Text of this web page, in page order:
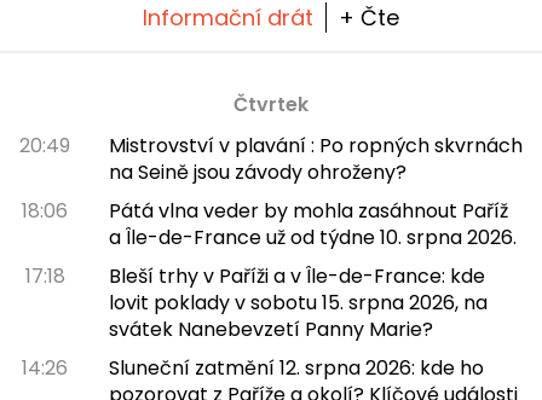
Informační drát + Čte
Čtvrtek
20:49
Mistrovství v plavání : Po ropných skvrnách
na Seině jsou závody ohroženy?
18:06
Pátá vlna veder by mohla zasáhnout Paříž
a Île-de-France už od týdne 10. srpna 2026.
17:18
Bleší trhy v Paříži a v Île-de-France: kde
lovit poklady v sobotu 15. srpna 2026, na
svátek Nanebevzetí Panny Marie?
14:26
Sluneční zatmění 12. srpna 2026: kde ho
pozorovat z Paříže a okolí? Klíčové události